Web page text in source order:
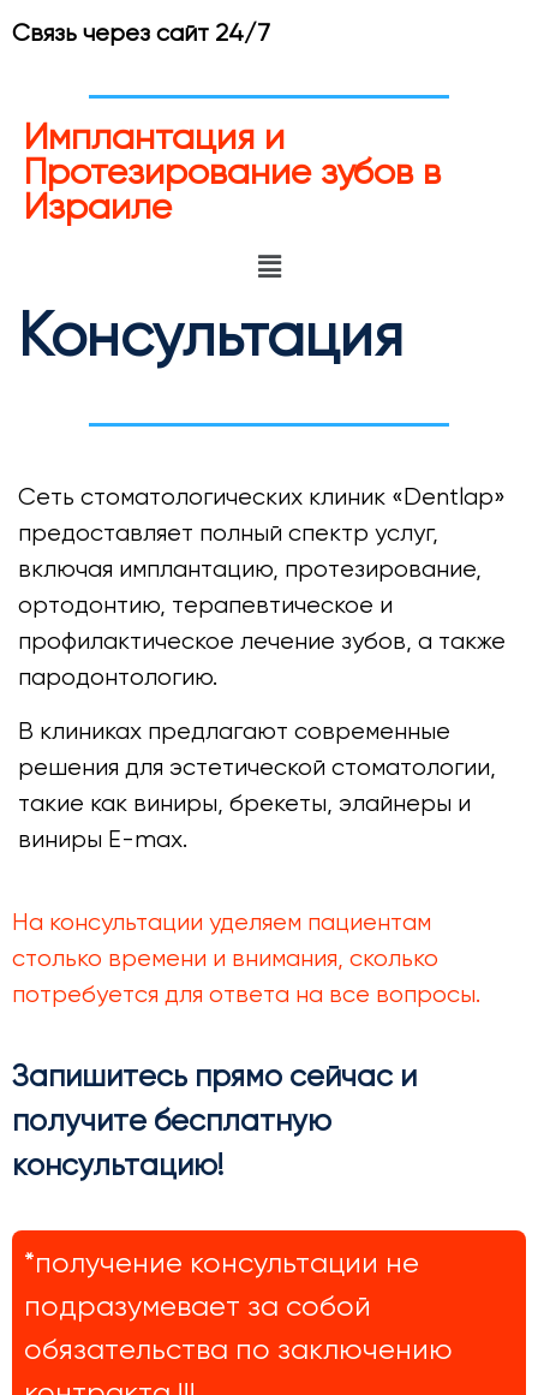
Связь через сайт 24/7
Имплантация и
Протезирование зубов в
Израиле
Консультация
Сеть стоматологических клиник «Dentlap»
предоставляет полный спектр услуг,
включая имплантацию, протезирование,
ортодонтию, терапевтическое и
профилактическое лечение зубов, а также
пародонтологию.
В клиниках предлагают современные
решения для эстетической стоматологии,
такие как виниры, брекеты, элайнеры и
виниры E-max.
На консультации уделяем пациентам
столько времени и внимания, сколько
потребуется для ответа на все вопросы.
Запишитесь прямо сейчас и
получите бесплатную
консультацию!
*получение консультации не
подразумевает за собой
обязательства по заключению